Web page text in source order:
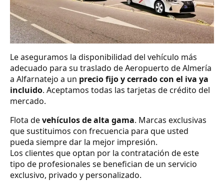
Le aseguramos la disponibilidad del vehículo más
adecuado para su traslado de Aeropuerto de Almería
a Alfarnatejo a un precio fijo y cerrado con el iva ya
incluido. Aceptamos todas las tarjetas de crédito del
mercado.
Flota devehículos de alta gama. Marcas exclusivas
que sustituimos con frecuencia para que usted
pueda siempre dar la mejor impresión.
Los clientes que optan por la contratación de este
tipo de profesionales se benefician de un servicio
exclusivo, privado y personalizado.